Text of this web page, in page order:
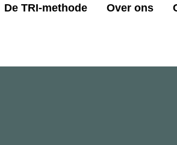
De TRI-methode Over ons